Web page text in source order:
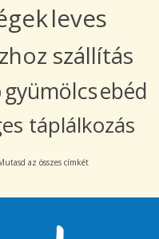
leves
szállítás
gyümölcsebéd
táplálkozás
az összes címkét